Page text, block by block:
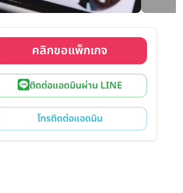
คลิกขอแพ็กเกจ
ติดต่อแอดมินผ่าน LINE
โทรติดต่อแอดมิน